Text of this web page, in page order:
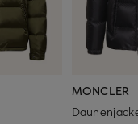
MONCLER